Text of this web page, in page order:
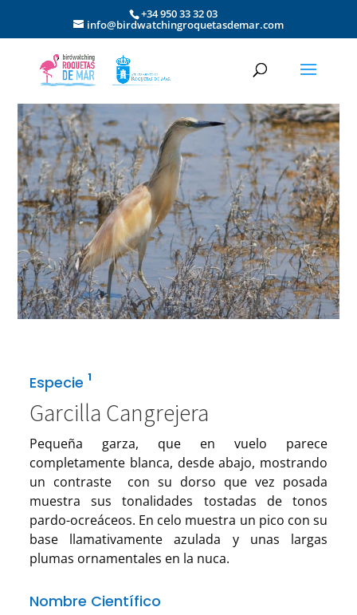
+34 950 33 32 03
info@birdwatchingroquetasdemar.com
Especie 1
Garcilla Cangrejera
Pequeña garza, que en vuelo parece
completamente blanca, desde abajo, mostrando
un contraste con su dorso que vez posada
muestra sus tonalidades tostadas de tonos
pardo-ocreáceos. En celo muestra un pico con su
base llamativamente azulada y unas largas
plumas ornamentales en la nuca.
Nombre Científico